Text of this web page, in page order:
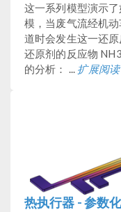
这一系列模型演示
模，当废气流经机
道时会发生这一还
还原剂的反应物
的分析： ... 扩展阅读
热执行器 - 参数